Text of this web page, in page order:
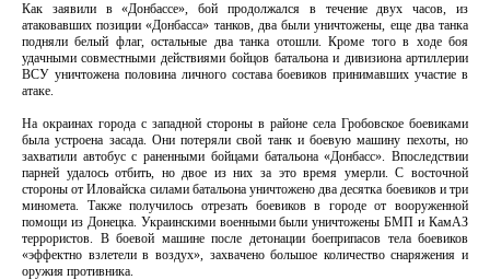
Как заявили в «Донбассе», бой продолжался в течение двух часов, из
атаковавших позиции «Донбасса» танков, два были уничтожены, еще два танка
подняли белый флаг, остальные два танка отошли. Кроме того в ходе боя
удачными совместными действиями бойцов батальона и дивизиона артиллерии
ВСУ уничтожена половина личного состава боевиков принимавших участие в
атаке.
На окраинах города с западной стороны в районе села Гробовское боевиками
была устроена засада. Они потеряли свой танк и боевую машину пехоты, но
захватили автобус с раненными бойцами батальона «Донбасс». Впоследствии
парней удалось отбить, но двое из них за это время умерли. С восточной
стороны от Иловайска силами батальона уничтожено два десятка боевиков и три
миномета. Также получилось отрезать боевиков в городе от вооруженной
помощи из Донецка. Украинскими военными были уничтожены БМП и КамАЗ
террористов. В боевой машине после детонации боеприпасов тела боевиков
«эффектно взлетели в воздух», захвачено большое количество снаряжения и
оружия противника.